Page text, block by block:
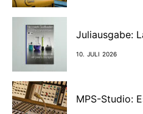
Juliausgabe:
10. JULI 2026
MPS-Studio: